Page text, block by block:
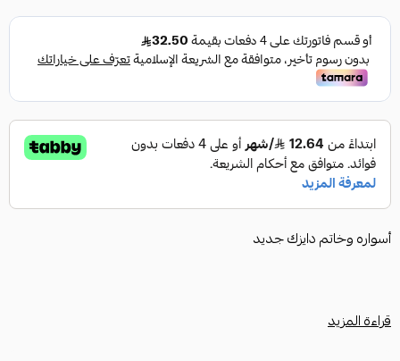
أسواره وخاتم دايزك جديد
قراءة المزيد